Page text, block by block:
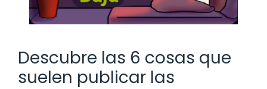
Descubre las 6 cosas que
suelen publicar las